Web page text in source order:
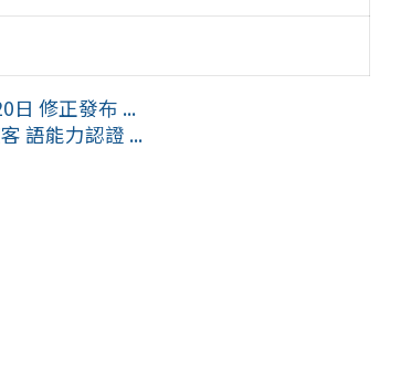
日 修正發布 ...
語能力認證 ...